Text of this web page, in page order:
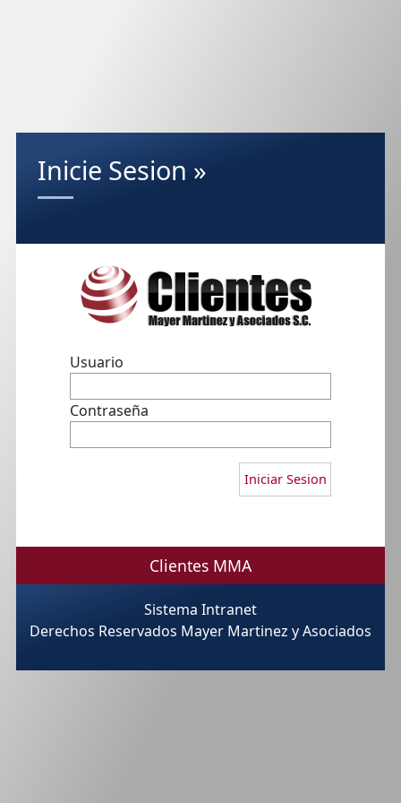
Inicie Sesion »
Usuario
Contraseña
Clientes MMA
Sistema Intranet
Derechos Reservados Mayer Martinez y Asociados